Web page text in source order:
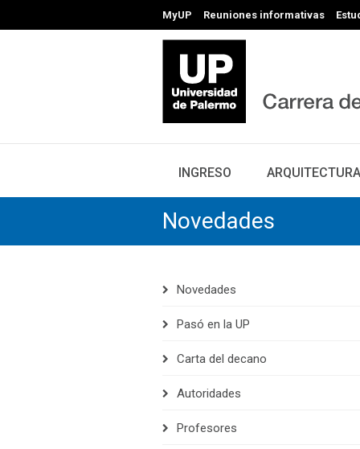
MyUP Reuniones informativas
INGRESO ARQUITECTURA
Novedades
Novedades
Pasó en la UP
Carta del decano
Autoridades
Profesores